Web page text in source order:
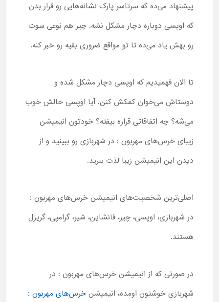
پیشنهاد می‌ده که سرتاسر پارک نشانه‌هایی رو قرار بدن
که اوپسی دوباره دچار مشکل نشه. چیر هم نوعی سوت
رو بهش یاد می‌ده تا تو مواقع ضروری بقیه رو خبر کنه.
تا الان فهمیدیم که اوپسی دچار مشکل شده و
دوستاش می‌خوان کمکش کنن. آیا اوپسی حالش خوب
می‌شه؟ چه اتفاقاتی قراره بیفته؟ خودتون انیمیشن
زیبای خرس‌های مهربون : در شهربازی رو ببینید و از
دیدن این انیمیشن زیبا لذت ببرید.
اصلی‌ترین شخصیت‌های انیمیشن خرس‌های مهربون :
در شهربازی، اوپسی، چیر، فانشاین، شیر، گرامپی، گریزل
هستند.
در صورتی که از انیمیشن خرس‌های مهربون : در
شهربازی خوشتون اومده، انیمیشن خرس‌های مهربون :